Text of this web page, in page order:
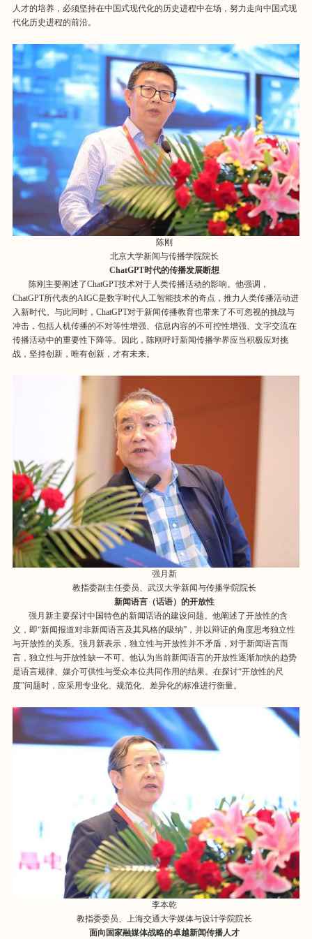
人才的培养，必须坚持在中国式现代化的历史进程中在场，努力走向中国式现
代化历史进程的前沿。
陈刚
北京大学新闻与传播学院院长
ChatGPT时代的传播发展断想
陈刚主要阐述了ChatGPT技术对于人类传播活动的影响。他强调，
ChatGPT所代表的AIGC是数字时代人工智能技术的奇点，推力人类传播活动进
入新时代。与此同时，ChatGPT对于新闻传播教育也带来了不可忽视的挑战与
冲击，包括人机传播的不对等性增强、信息内容的不可控性增强、文字交流在
传播活动中的重要性下降等。因此，陈刚呼吁新闻传播学界应当积极应对挑
战，坚持创新，唯有创新，才有未来。
强月新
教指委副主任委员、武汉大学新闻与传播学院院长
新闻语言（话语）的开放性
强月新主要探讨中国特色的新闻话语的建设问题。他阐述了开放性的含
义，即“新闻报道对非新闻语言及其风格的吸纳”，并以辩证的角度思考独立性
与开放性的关系。强月新表示，独立性与开放性并不矛盾，对于新闻语言而
言，独立性与开放性缺一不可。他认为当前新闻语言的开放性逐渐加快的趋势
是语言规律、媒介可供性与受众本位共同作用的结果。在探讨“开放性的尺
度”问题时，应采用专业化、规范化、差异化的标准进行衡量。
李本乾
教指委委员、上海交通大学媒体与设计学院院长
面向国家融媒体战略的卓越新闻传播人才